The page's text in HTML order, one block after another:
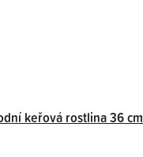
keřová rostlina 36 cm